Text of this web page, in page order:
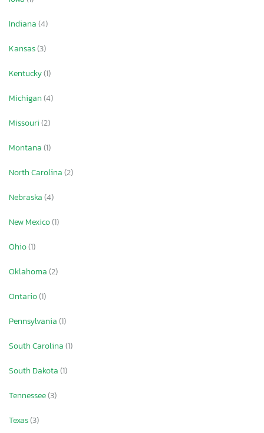
Indiana(4)
Kansas(3)
Kentucky(1)
Michigan(4)
Missouri(2)
Montana(1)
North Carolina(2)
Nebraska(4)
New Mexico(1)
Ohio(1)
Oklahoma(2)
Ontario(1)
Pennsylvania(1)
South Carolina(1)
South Dakota(1)
Tennessee(3)
Texas(3)